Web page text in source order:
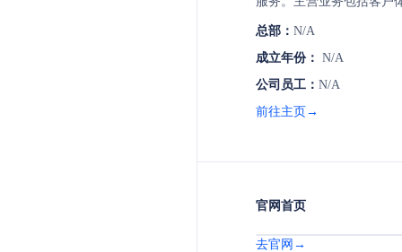
略服务。
总部： N/A
成立年份： N/A
公司员工： N/A
前往主页→
官网首页
去官网→